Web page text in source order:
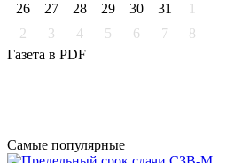
26
27 28 29 30 31
1
2
3 4 5 6 7
8
Газета в PDF
Самые популярные